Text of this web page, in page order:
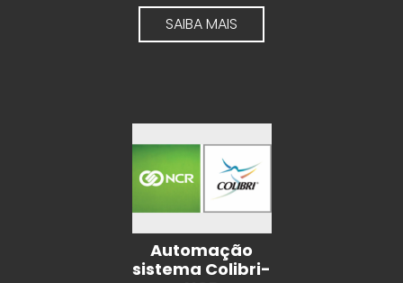
SAIBA MAIS
Automação
sistema Colibri-